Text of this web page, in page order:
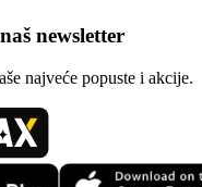
newsletter
najveće popuste i akcije.